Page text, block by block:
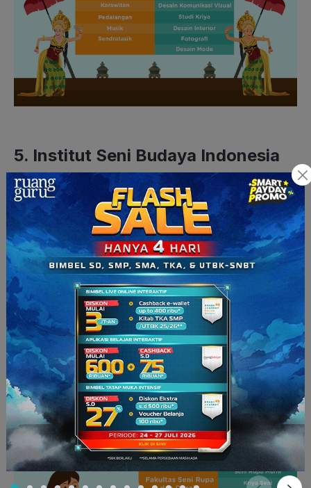
5. Institut Seni Budaya Indonesia
(ISBI) Aceh
ISBI Aceh terletak di kota Jantho, Kabupaten Aceh Besar.
Saat ini ISBI Aceh merupakan satu-satunya PTN seni budaya
Aceh di Sumatra. Dengan dua fakultas yang dimilikinya, yaitu
Fakultas Seni Pertunjukan serta Fakultas Seni Rupa dan
Desain, ISBI Aceh sudah memiliki enam program studi yang
ditawarkan.
Kampus ini tergolong masih muda karena baru diresmikan
oleh Presiden Susilo Bambang Yudhoyono pada tahun 2014.
Namun, tak kalah dengan kampus seni lainnya, mahasiswa
ISBI Aceh juga berprestasilho! Cobaajacari berita tentang
mereka atau lihat diisbiaceh.ac.id